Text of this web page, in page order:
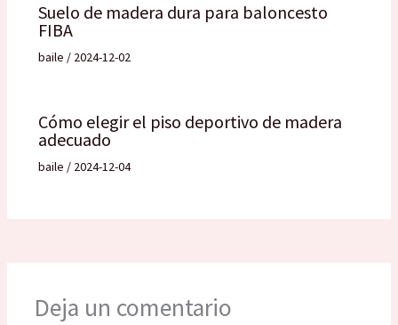
Suelo de madera dura para baloncesto
FIBA
baile / 2024-12-02
Cómo elegir el piso deportivo de madera
adecuado
baile / 2024-12-04
Deja un comentario